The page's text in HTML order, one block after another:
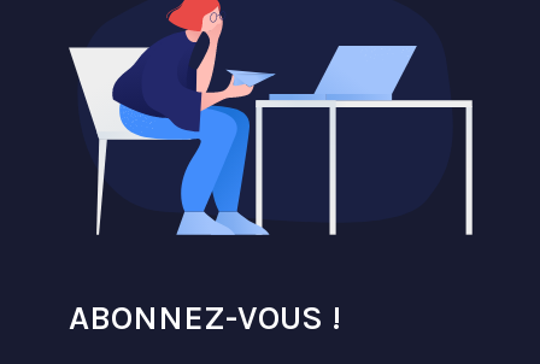
ABONNEZ-VOUS !